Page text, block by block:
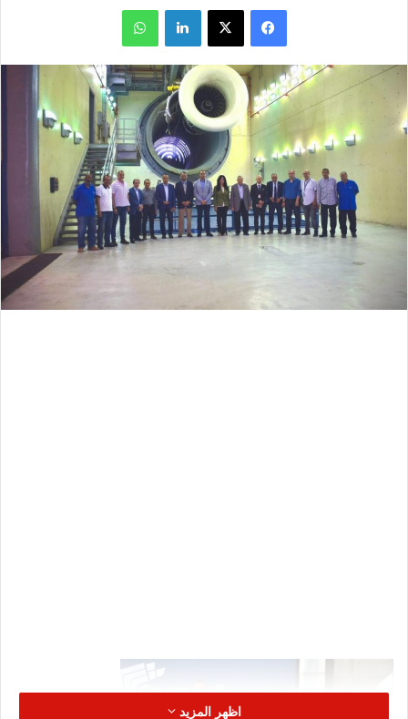
فيسبوك X لينكدإن
اظهر المزيد